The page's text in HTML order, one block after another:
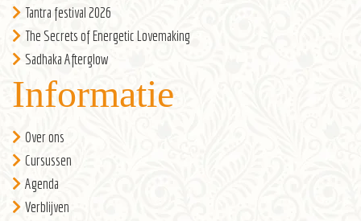
Tantra festival 2026
The Secrets of Energetic Lovemaking
Sadhaka Afterglow
Informatie
Over ons
Cursussen
Agenda
Verblijven